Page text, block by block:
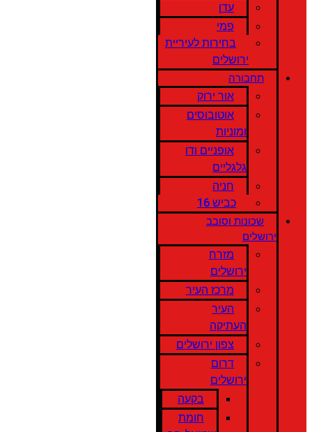
עדן
פמי
בחירות לעיריית
ירושלים
תחבורה
אור ירוק
אוטובוסים
ומוניות
אופניים ודו
גלגליים
חניה
כביש 16
שכונות וסובב
ירושלים
מזרח
ירושלים
מרכז העיר
העיר
העתיקה
צפון ירושלים
דרום
ירושלים
בקעה
חומת